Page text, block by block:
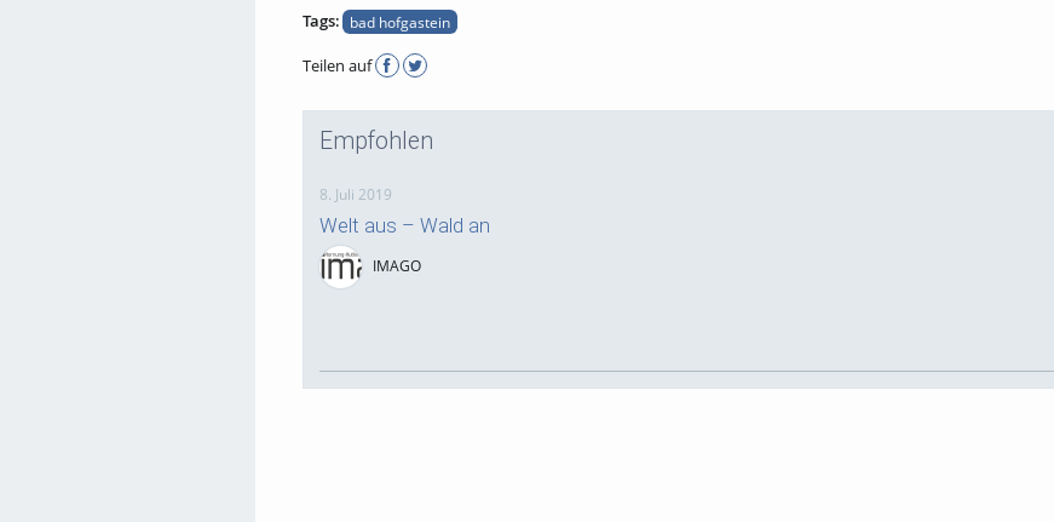
Tags:
bad hofgastein
Teilen auf
Empfohlen
8. Juli 2019
Welt aus – Wald an
IMAGO